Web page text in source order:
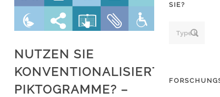
NUTZEN SIE
KONVENTIONALISIERTE
PIKTOGRAMME? –
SIE?